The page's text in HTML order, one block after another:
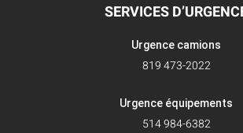
SERVICES
Urgence camions
819 473-2022
Urgence équipements
514 984-6382